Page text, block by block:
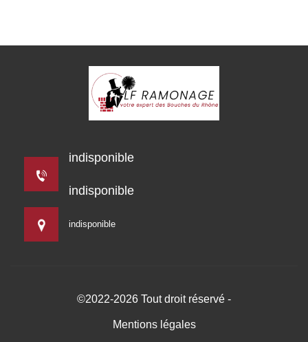
indisponible
indisponible
indisponible
©2022-2026 Tout droit réservé -
Mentions légales